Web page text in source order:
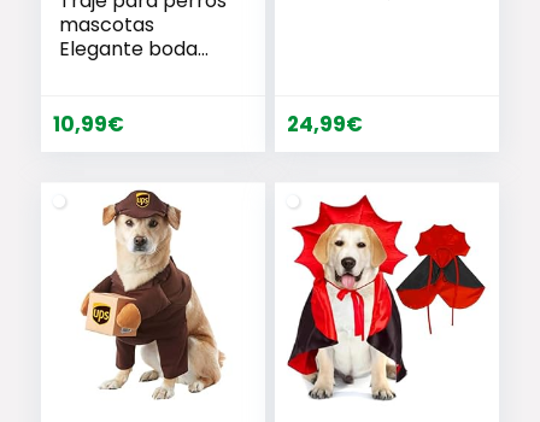
mascotas
Elegante boda
10,99€
ropa de fiesta,
gato, año nuevo,
divertido disfraz
mascotas, trajes
de ropa
24,99€